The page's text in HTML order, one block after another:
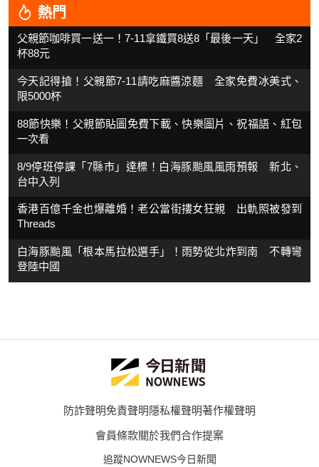
熱門
父親節咖啡買一送一！7-11拿鐵買8送8「最後一天」 全家2
杯88元
今天記得搶！父親節7-11請吃麻醬涼麵 全家免費冰美式、
限5000杯
88節快樂！父親節貼圖免費下載、快樂圖片、祝福語、紅包
一次看
8/9停班停課「7縣市」達標！白海豚颱風風雨預報 新北、
台中入列
香港百億千金也爆離婚！老公當街摟女狂親 出軌照被發到
Threads
白海豚颱風「根本馬拉松選手」！雨勢從北炸到南 不轉彎
登陸中國
防詐聲明免責聲明隱私權聲明著作權聲明
會員條款關於我們合作提案
追蹤NOWNEWS今日新聞